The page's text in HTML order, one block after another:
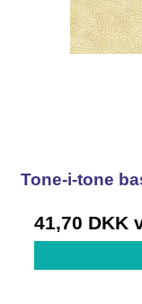
Tone-i-tone
41,70 DKK